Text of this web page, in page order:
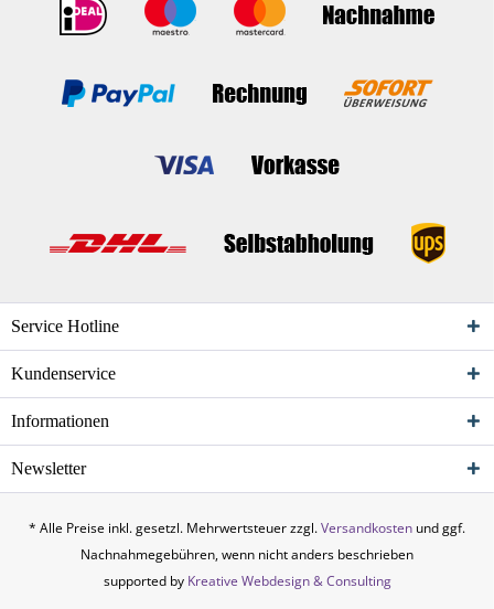
Service Hotline
Kundenservice
Informationen
Newsletter
* Alle Preise inkl. gesetzl. Mehrwertsteuer zzgl.Versandkosten und ggf.
Nachnahmegebühren, wenn nicht anders beschrieben
supported by Kreative Webdesign & Consulting